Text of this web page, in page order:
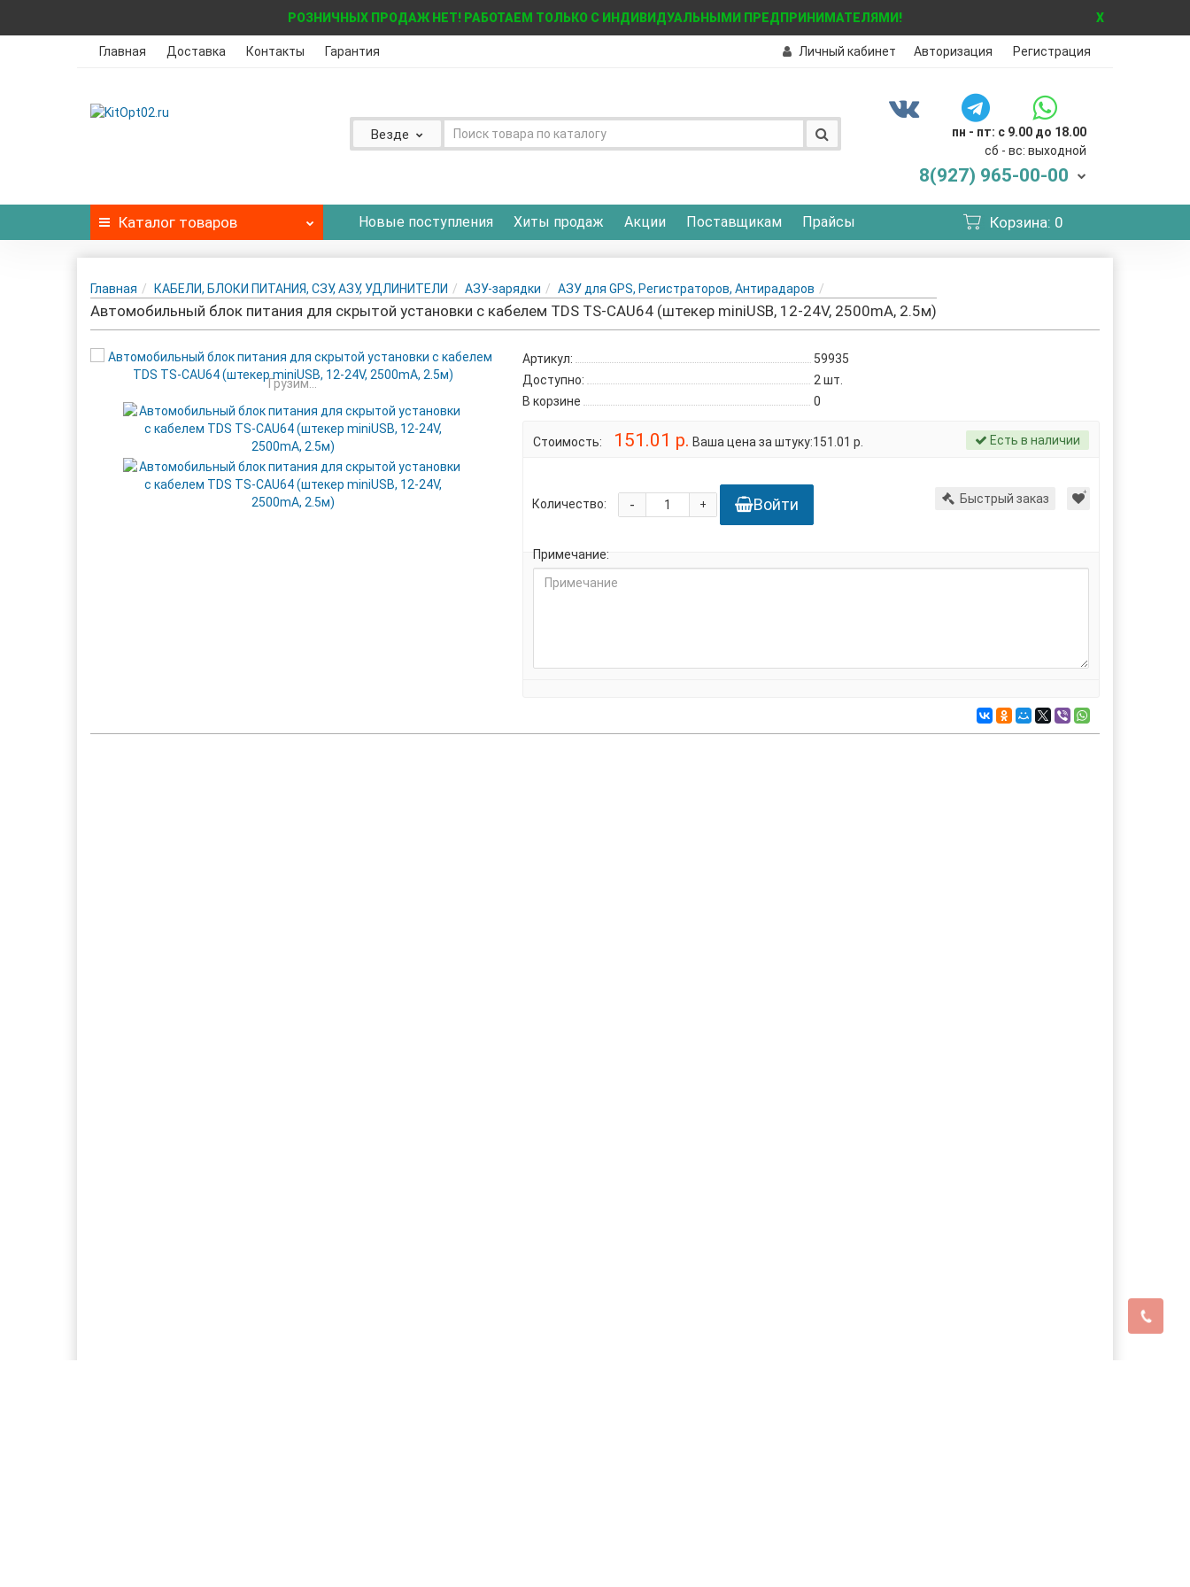
РОЗНИЧНЫХ ПРОДАЖ НЕТ! РАБОТАЕМ ТОЛЬКО С ИНДИВИДУАЛЬНЫМИ ПРЕДПРИНИМАТЕЛЯМИ! X
Главная Доставка Контакты Гарантия Личный кабинет Авторизация Регистрация
Везде
пн - пт: с 9.00 до 18.00
сб - вс: выходной
8(927) 965-00-00
Каталог товаров Новые поступления Хиты продаж Акции Поставщикам Прайсы Корзина: 0
Главная КАБЕЛИ, БЛОКИ ПИТАНИЯ, СЗУ, АЗУ, УДЛИНИТЕЛИ АЗУ-зарядки АЗУ для GPS, Регистраторов, Антирадаров
Автомобильный блок питания для скрытой установки с кабелем TDS TS-CAU64 (штекер miniUSB, 12-24V, 2500mA, 2.5м)
Грузим...
Артикул:
59935
Доступно:
2 шт.
В корзине
0
Стоимость: 151.01 р. Ваша цена за штуку:151.01 р. Есть в наличии
Количество: +
- Войти Быстрый заказ
Примечание: